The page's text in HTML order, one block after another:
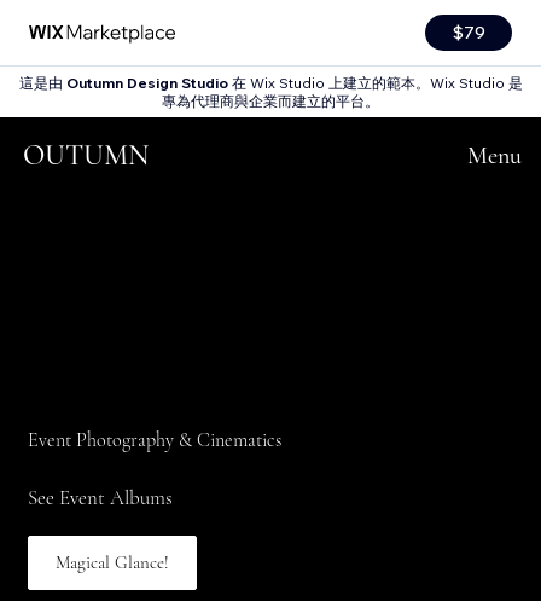
$79
這是由 Outumn Design Studio在 Wix Studio 上建立的範本。Wix Studio 是
專為代理商與企業而建立的平台。